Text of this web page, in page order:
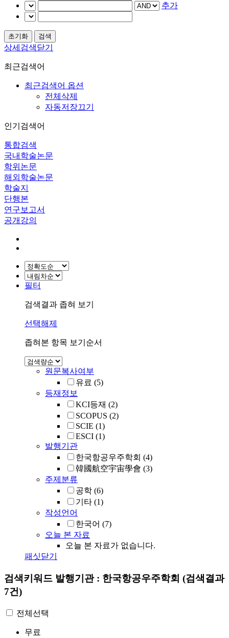
추가
상세검색닫기
최근검색어
최근검색어 옵션
전체삭제
자동저장끄기
인기검색어
통합검색
국내학술논문
학위논문
해외학술논문
학술지
단행본
연구보고서
공개강의
필터
검색결과 좁혀 보기
선택해제
좁혀본 항목 보기순서
원문복사여부
유료 (5)
등재정보
KCI등재 (2)
SCOPUS (2)
SCIE (1)
ESCI (1)
발행기관
한국항공우주학회 (4)
韓國航空宇宙學會 (3)
주제분류
공학 (6)
기타 (1)
작성언어
한국어 (7)
오늘 본 자료
오늘 본 자료가 없습니다.
패싯닫기
검색키워드 발행기관 : 한국항공우주학회 (검색결과
7건)
전체선택
무료